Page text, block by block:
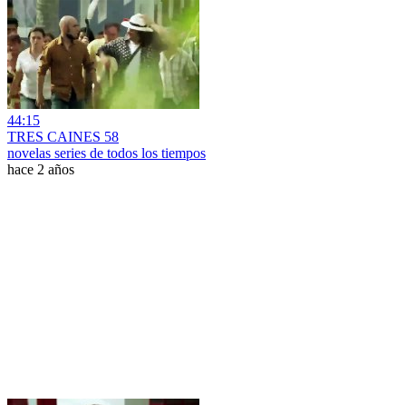
44:15
TRES CAINES 58
novelas series de todos los tiempos
hace 2 años